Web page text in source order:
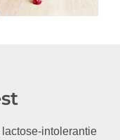
intolerantie